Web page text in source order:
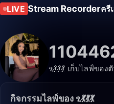
LIVE Stream Recorderครี
ፂ💃💃💃 เก็บไลฟ์ข
กิจกรรมไลฟ์ของ ፂ💃💃💃